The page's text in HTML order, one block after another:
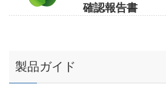
確認報告書
製品ガイド